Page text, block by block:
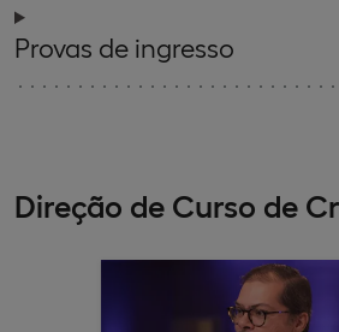
Provas de ingresso
Direção de Curso de